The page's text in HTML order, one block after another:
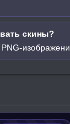
скины?